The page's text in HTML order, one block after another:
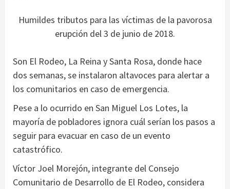
Humildes tributos para las víctimas de la pavorosa
erupción del 3 de junio de 2018.
Son El Rodeo, La Reina y Santa Rosa, donde hace
dos semanas, se instalaron altavoces para alertar a
los comunitarios en caso de emergencia.
Pese a lo ocurrido en San Miguel Los Lotes, la
mayoría de pobladores ignora cuál serían los pasos a
seguir para evacuar en caso de un evento
catastrófico.
Víctor Joel Morejón, integrante del Consejo
Comunitario de Desarrollo de El Rodeo, considera